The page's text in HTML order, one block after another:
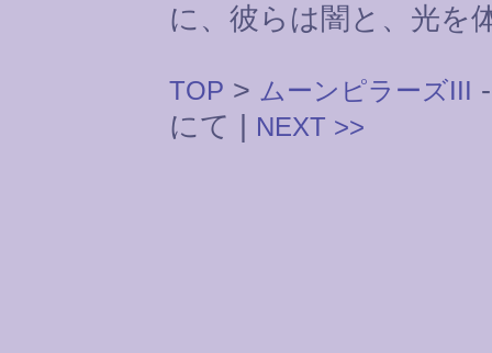
に、彼らは闇と、光を
TOP > ムーンピラーズIII
にて |
NEXT >>